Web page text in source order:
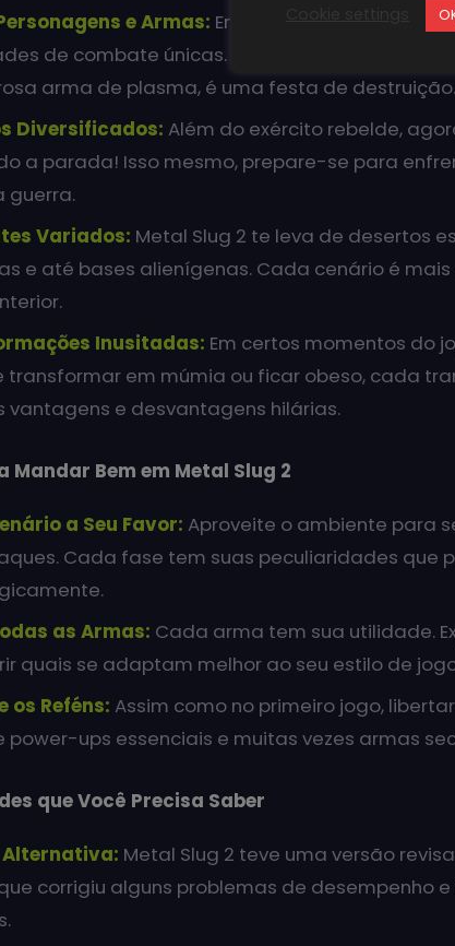
e Armas: Eri e Fio não só trazem
de combate únicas. E as novas armas?
arma de plasma, é uma festa de destruição.
Diversificados: Além do exército rebelde,
a parada! Isso mesmo, prepare-se para
guerra.
Variados: Metal Slug 2 te leva de desertos
e até bases alienígenas. Cada cenário é
Inusitadas: Em certos momentos do
transformar em múmia ou ficar obeso, cada
vantagens e desvantagens hilárias.
Mandar Bem em Metal Slug 2
a Seu Favor: Aproveite o ambiente para
Cada fase tem suas peculiaridades que
as Armas: Cada arma tem sua utilidade.
quais se adaptam melhor ao seu estilo de
os Reféns: Assim como no primeiro jogo,
power-ups essenciais e muitas vezes armas
que Você Precisa Saber
Alternativa: Metal Slug 2 teve uma versão
corrigiu alguns problemas de desempenho